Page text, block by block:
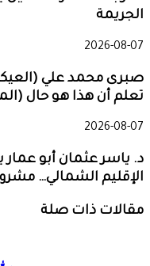
الجريمة
2026-08-07
صبرى محمد علي
تعلم أن هذا هو حال
2026-08-07
د. ياسر عثمان أبو
الإقليم الشمالي…
مقالات ذات صلة